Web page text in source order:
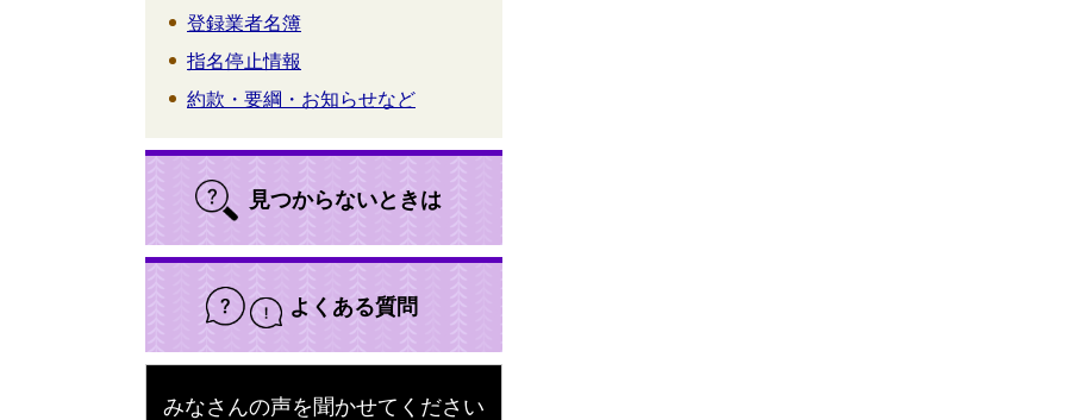
登録業者名簿
指名停止情報
約款・要綱・お知らせなど
見つからないときは
よくある質問
みなさんの声を聞かせてください